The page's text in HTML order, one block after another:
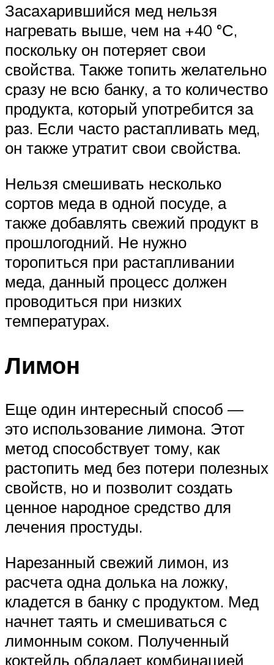
Засахарившийся мед нельзя
нагревать выше, чем на +40 °С,
поскольку он потеряет свои
свойства. Также топить желательно
сразу не всю банку, а то количество
продукта, который употребится за
раз. Если часто растапливать мед,
он также утратит свои свойства.
Нельзя смешивать несколько
сортов меда в одной посуде, а
также добавлять свежий продукт в
прошлогодний. Не нужно
торопиться при растапливании
меда, данный процесс должен
проводиться при низких
температурах.
Лимон
Еще один интересный способ —
это использование лимона. Этот
метод способствует тому, как
растопить мед без потери полезных
свойств, но и позволит создать
ценное народное средство для
лечения простуды.
Нарезанный свежий лимон, из
расчета одна долька на ложку,
кладется в банку с продуктом. Мед
начнет таять и смешиваться с
лимонным соком. Полученный
коктейль обладает комбинацией